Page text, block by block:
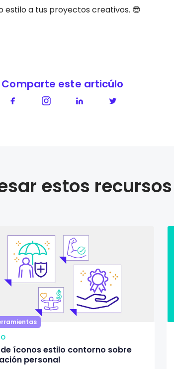
estilo a tus proyectos creativos. 😎
Comparte este articúlo
estos recursos
de íconos estilo contorno sobre
personal